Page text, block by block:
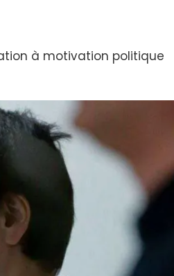
à motivation politique